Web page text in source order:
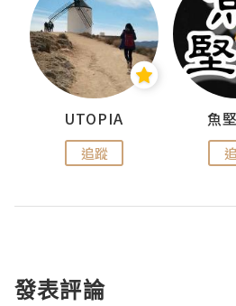
UTOPIA
追蹤
魚
發表評論